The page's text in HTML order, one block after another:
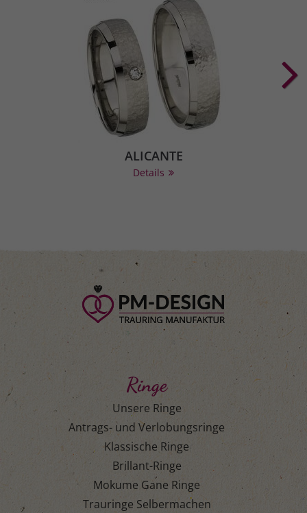
ALICANTE
Details
Ringe
Unsere Ringe
Antrags- und Verlobungsringe
Klassische Ringe
Brillant-Ringe
Mokume Gane Ringe
Trauringe Selbermachen